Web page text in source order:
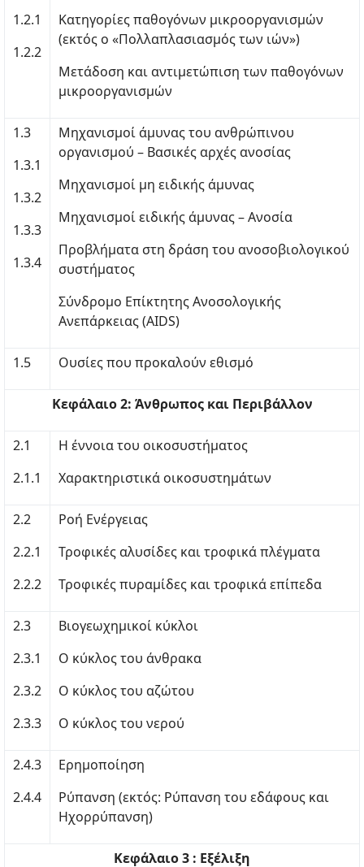
1.2.1
1.2.2
Κατηγορίες παθογόνων μικροοργανισμών
(εκτός ο «Πολλαπλασιασμός των ιών»)
Μετάδοση και αντιμετώπιση των παθογόνων
μικροοργανισμών
1.3
1.3.1
1.3.2
1.3.3
1.3.4
Μηχανισμοί άμυνας του ανθρώπινου
οργανισμού – Βασικές αρχές ανοσίας
Μηχανισμοί μη ειδικής άμυνας
Μηχανισμοί ειδικής άμυνας – Ανοσία
Προβλήματα στη δράση του ανοσοβιολογικού
συστήματος
Σύνδρομο Επίκτητης Ανοσολογικής
Ανεπάρκειας (AIDS)
1.5 Ουσίες που προκαλούν εθισμό
Κεφάλαιο 2: Άνθρωπος και Περιβάλλον
2.1
2.1.1
Η έννοια του οικοσυστήματος
Χαρακτηριστικά οικοσυστημάτων
2.2
2.2.1
2.2.2
Ροή Ενέργειας
Τροφικές αλυσίδες και τροφικά πλέγματα
Τροφικές πυραμίδες και τροφικά επίπεδα
2.3
2.3.1
2.3.2
2.3.3
Βιογεωχημικοί κύκλοι
Ο κύκλος του άνθρακα
Ο κύκλος του αζώτου
Ο κύκλος του νερού
2.4.3
2.4.4
Ερημοποίηση
Ρύπανση (εκτός: Ρύπανση του εδάφους και
Ηχορρύπανση)
Κεφάλαιο 3 : Εξέλιξη